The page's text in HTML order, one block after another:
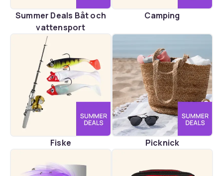
Summer Deals Båt och
vattensport
Camping
Fiske Picknick